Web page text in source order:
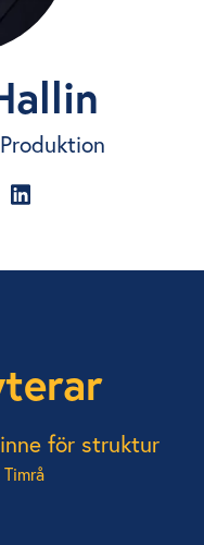
för struktur
Timrå